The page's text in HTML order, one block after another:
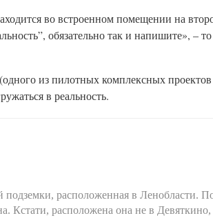
во встроенном помещении на
обязательно так и напишите», –
из пилотных комплексных
в реальность.
подземки, расположенная в Ленобласти.
Кстати, расположена она не в